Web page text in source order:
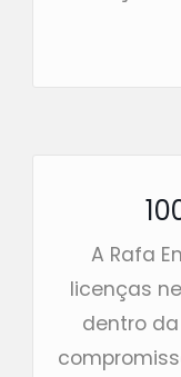
A Rafa
licenças
dentro